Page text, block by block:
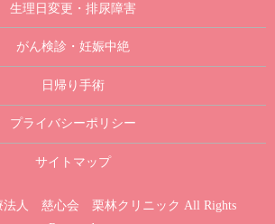
生理日変更・排尿障害
がん検診・妊娠中絶
日帰り手術
プライバシーポリシー
サイトマップ
法人 慈心会 栗林クリニック All Rights